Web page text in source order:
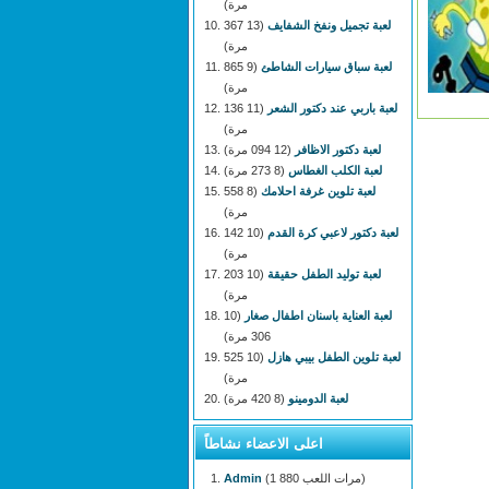
مرة)
لعبة تجميل ونفخ الشفايف
(13 367
مرة)
لعبة سباق سيارات الشاطئ
(9 865
مرة)
لعبة باربي عند دكتور الشعر
(11 136
مرة)
لعبة دكتور الاظافر (12 094 مرة)
لعبة الكلب الغطاس (8 273 مرة)
لعبة تلوين غرفة احلامك
(8 558
مرة)
لعبة دكتور لاعبي كرة القدم
(10 142
مرة)
لعبة توليد الطفل حقيقة
(10 203
مرة)
لعبة العناية باسنان اطفال صغار
(10
306 مرة)
لعبة تلوين الطفل بيبي هازل
(10 525
مرة)
لعبة الدومينو (8 420 مرة)
اعلى الاعضاء نشاطاً
Admin (1 880 مرات اللعب)